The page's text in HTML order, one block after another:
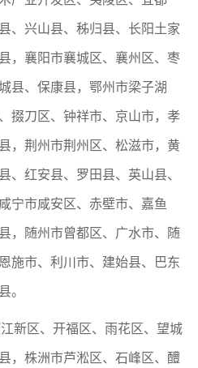
、兴山县、秭归县、长阳土家
，襄阳市襄城区、襄州区、枣
县、保康县，鄂州市梁子湖
掇刀区、钟祥市、京山市，孝
，荆州市荆州区、松滋市，黄
、红安县、罗田县、英山县、
宁市咸安区、赤壁市、嘉鱼
，随州市曾都区、广水市、随
施市、利川市、建始县、巴东
。
新区、开福区、雨花区、望城
，株洲市芦淞区、石峰区、醴